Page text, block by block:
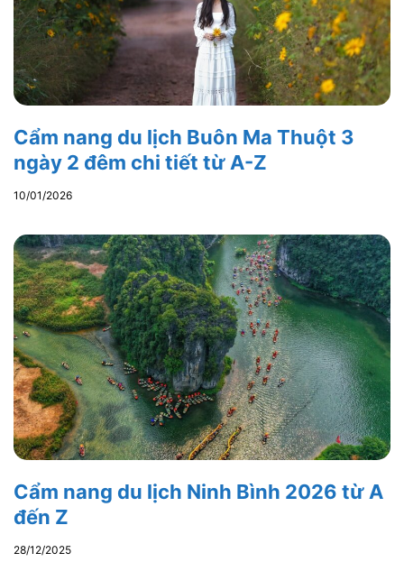
Cẩm nang du lịch Buôn Ma Thuột 3
ngày 2 đêm chi tiết từ A-Z
10/01/2026
Cẩm nang du lịch Ninh Bình 2026 từ A
đến Z
28/12/2025